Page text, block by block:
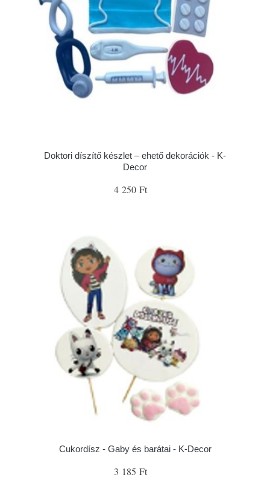
Doktori díszítő készlet – ehető dekorációk - K-
Decor
4 250 Ft
Cukordísz - Gaby és barátai - K-Decor
3 185 Ft